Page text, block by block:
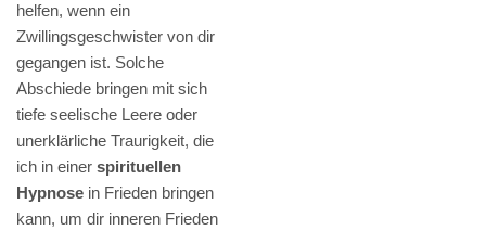
helfen, wenn ein
Zwillingsgeschwister von dir
gegangen ist. Solche
Abschiede bringen mit sich
tiefe seelische Leere oder
unerklärliche Traurigkeit, die
ich in einer spirituellen
Hypnose in Frieden bringen
kann, um dir inneren Frieden